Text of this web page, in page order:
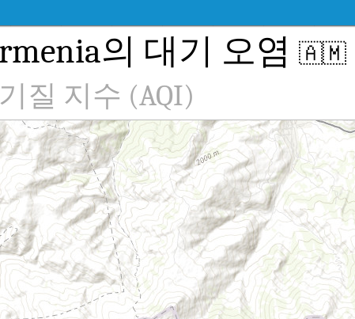
의 대기 오염 🇦🇲
질 지수 (AQI)